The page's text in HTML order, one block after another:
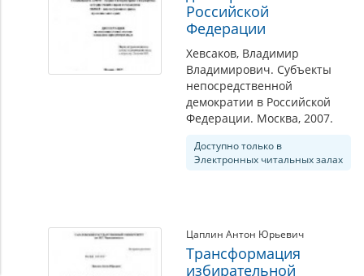
Российской
Федерации
Хевсаков, Владимир
Владимирович. Субъекты
непосредственной
демократии в Российской
Федерации. Москва, 2007.
Доступно только в
Электронных читальных залах
Цаплин Антон Юрьевич
Трансформация
избирательной